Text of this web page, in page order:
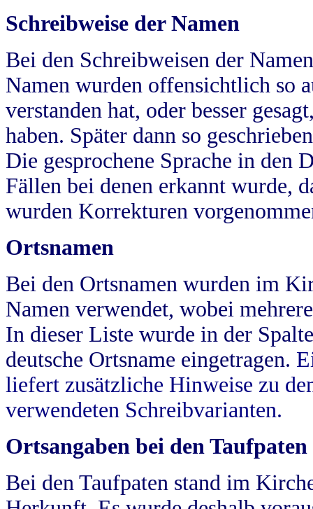
Schreibweise der Namen
Bei den Schreibweisen der
Namen wurden offensichtlich so
verstanden hat, oder besser
haben. Später dann so
Die gesprochene Sprache in
Fällen bei denen erkannt wurde,
wurden Korrekturen
Ortsnamen
Bei den Ortsnamen wurden im
Namen verwendet, wobei
In dieser Liste wurde in der
deutsche Ortsname eingetragen.
liefert zusätzliche Hinweise zu
verwendeten Schreibvarianten.
Ortsangaben bei den Taufpaten
Bei den Taufpaten stand im